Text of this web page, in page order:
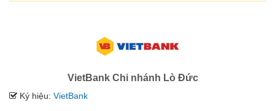
VietBank Chi nhánh Lò Đức
Ký hiệu: VietBank